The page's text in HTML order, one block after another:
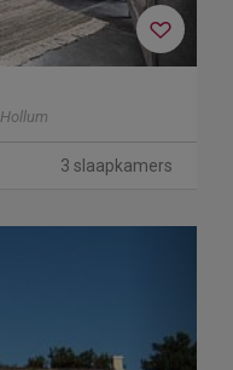
Hollum
3 slaapkamers